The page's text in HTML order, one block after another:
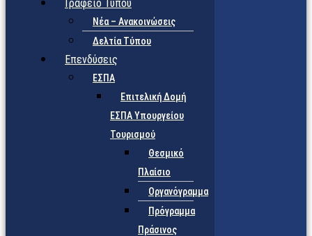
Γραφείο Τύπου
Νέα – Ανακοινώσεις
Δελτία Τύπου
Επενδύσεις
ΕΣΠΑ
Επιτελική Δομή
ΕΣΠΑ Υπουργείου
Τουρισμού
Θεσμικό
Πλαίσιο
Οργανόγραμμα
Πρόγραμμα
Πράσινος